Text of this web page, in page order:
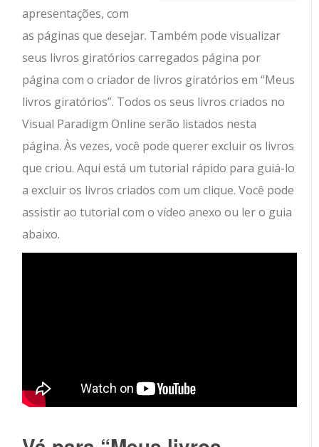
apresentações, com
as páginas que desejar. Também pode visualizar
seus livros giratórios carregados página por
página com o criador de livros giratórios em “Meus
livros giratórios”. Todos os seus livros criados no
Visual Paradigm Online serão listados nesta
página. Às vezes, você pode querer excluir os livros
que criou. Aqui está um tutorial rápido para guiá-lo
a excluir os livros criados com um clique. Você pode
assistir ao tutorial com o vídeo anexo ou ler o guia
abaixo.